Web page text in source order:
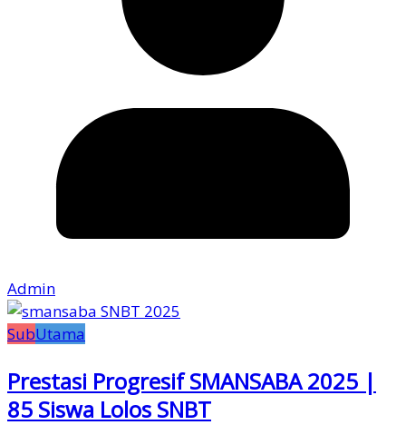
Admin
SubUtama
Prestasi Progresif SMANSABA 2025 |
85 Siswa Lolos SNBT